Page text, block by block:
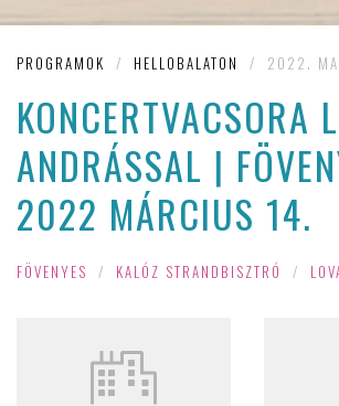
PROGRAMOK / HELLOBALATON / 2022.
KONCERTVACSORA
ANDRÁSSAL |
2022 MÁRCIUS 14.
FÖVENYES / KALÓZ STRANDBISZTRÓ /